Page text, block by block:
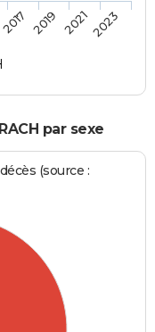
2017 2019 20212023
par sexe
(source :